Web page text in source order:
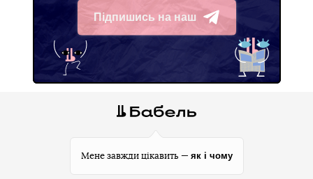
Підпишись на наш
Telegram
Мене завжди цікавить — як і чому